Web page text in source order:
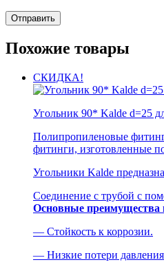
Похожие товары
СКИДКА!
Угольник 90* Kalde d=25
Полипропиленовые
фитинги, изготовленные
Угольники Kalde
Соединение с трубой с
Основные преимущества
— Стойкость к коррозии.
— Низкие потери